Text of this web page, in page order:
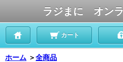
ラジまに オン
カート
ホーム ＞全商品